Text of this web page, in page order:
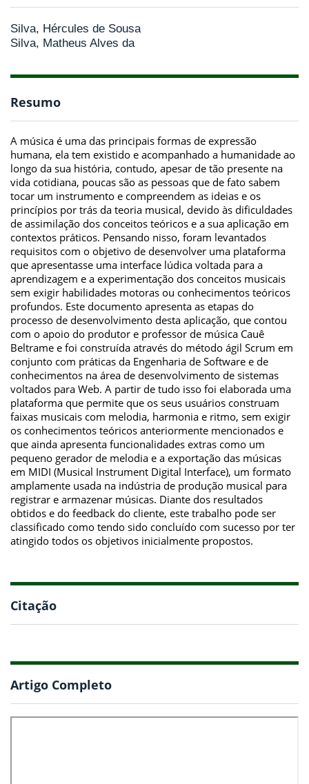
Silva, Hércules de Sousa
Silva, Matheus Alves da
Resumo
A música é uma das principais formas de expressão
humana, ela tem existido e acompanhado a humanidade ao
longo da sua história, contudo, apesar de tão presente na
vida cotidiana, poucas são as pessoas que de fato sabem
tocar um instrumento e compreendem as ideias e os
princípios por trás da teoria musical, devido às dificuldades
de assimilação dos conceitos teóricos e a sua aplicação em
contextos práticos. Pensando nisso, foram levantados
requisitos com o objetivo de desenvolver uma plataforma
que apresentasse uma interface lúdica voltada para a
aprendizagem e a experimentação dos conceitos musicais
sem exigir habilidades motoras ou conhecimentos teóricos
profundos. Este documento apresenta as etapas do
processo de desenvolvimento desta aplicação, que contou
com o apoio do produtor e professor de música Cauê
Beltrame e foi construída através do método ágil Scrum em
conjunto com práticas da Engenharia de Software e de
conhecimentos na área de desenvolvimento de sistemas
voltados para Web. A partir de tudo isso foi elaborada uma
plataforma que permite que os seus usuários construam
faixas musicais com melodia, harmonia e ritmo, sem exigir
os conhecimentos teóricos anteriormente mencionados e
que ainda apresenta funcionalidades extras como um
pequeno gerador de melodia e a exportação das músicas
em MIDI (Musical Instrument Digital Interface), um formato
amplamente usada na indústria de produção musical para
registrar e armazenar músicas. Diante dos resultados
obtidos e do feedback do cliente, este trabalho pode ser
classificado como tendo sido concluído com sucesso por ter
atingido todos os objetivos inicialmente propostos.
Citação
Artigo Completo